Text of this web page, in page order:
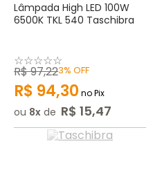
Lâmpada High LED 100W
6500K TKL 540 Taschibra
☆☆☆☆☆
R$97,223% OFF
R$ 94,30 no Pix
ou 8 de R$ 15,47